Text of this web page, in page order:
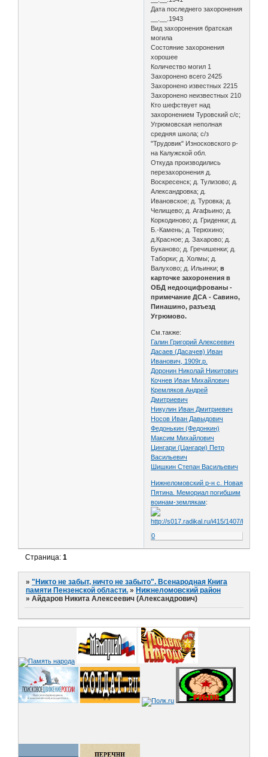
Дата последнего захоронения
__.__.1943
Вид захоронения братская
могила
Состояние захоронения
хорошее
Количество могил 1
Захоронено всего 2425
Захоронено известных 2215
Захоронено неизвестных 210
Кто шефствует над
захоронением Туровский с/с;
Угрюмовская неполная
средняя школа; с/з
"Трудовик" Износковского р-
на Калужской обл.
Откуда производились
перезахоронения д.
Воскресенск; д. Тулизово; д.
Александровка; д.
Ивановское; д. Туровка; д.
Челищево; д. Агафьино; д.
Коркодиново; д. Гриденки; д.
Б.-Камень; д. Терюхино;
д.Красное; д. Захарово; д.
Буканово; д. Гречишенки; д.
Таборки; д. Холмы; д.
Валухово; д. Ильинки;в
карточке захоронения в
ОБД недооцифрованы -
примечание ДСА - Савино,
Пинашино, разъезд
Угрюмово.
См.также:
Галин Григорий Алексеевич
Дасаев (Дасачев) Иван
Иванович, 1909г.р.
Доронин Николай Никитович
Кочнев Иван Михайлович
Кремляков Андрей
Дмитриевич
Никулин Иван Дмитриевич
Носов Иван Давыдович
Федонькин (Федонкин)
Максим Михайлович
Цингари (Цангари) Петр
Васильевич
Шишкин Степан Васильевич
Нижнеломовский р-н с. Новая
Пятина. Мемориал погибшим
воинам-землякам:
0
Страница:1
»"Никто не забыт, ничто не забыто". Всенародная Книга
памяти Пензенской области. » Нижнеломовский район
»Айдаров Никита Алексеевич (Александрович)